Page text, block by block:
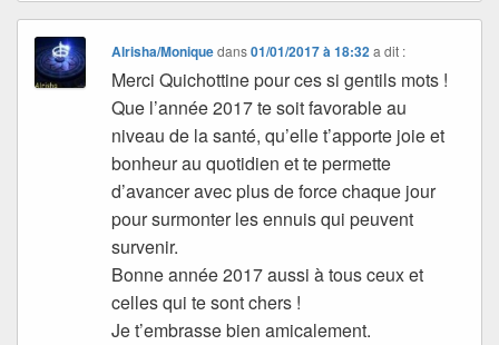
Alrisha/Moniquedans01/01/2017 à 18:32 a dit :
Merci Quichottine pour ces si gentils mots !
Que l’année 2017 te soit favorable au
niveau de la santé, qu’elle t’apporte joie et
bonheur au quotidien et te permette
d’avancer avec plus de force chaque jour
pour surmonter les ennuis qui peuvent
survenir.
Bonne année 2017 aussi à tous ceux et
celles qui te sont chers !
Je t’embrasse bien amicalement.